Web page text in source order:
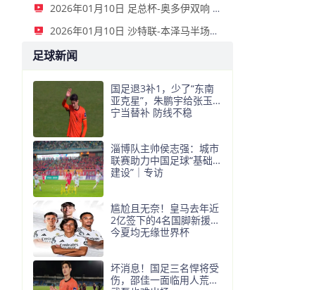
2026年01月10日 足总杯-奥多伊双响 点球大战诺丁汉森林6-7雷克瑟姆
2026年01月10日 沙特联-本泽马半场戴帽 吉达联合4-0拉斯永恒
足球新闻
国足退3补1，少了“东南
亚克星”，朱鹏宇给张玉
宁当替补 防线不稳
淄博队主帅侯志强：城市
联赛助力中国足球“基础
建设”｜专访
尴尬且无奈！皇马去年近
2亿签下的4名国脚新援，
今夏均无缘世界杯
坏消息！国足三名悍将受
伤，邵佳一面临用人荒，